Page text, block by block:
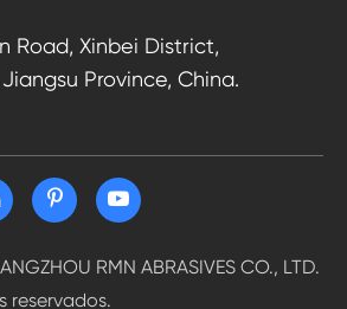
Road, Xinbei District,
Province, China.
RMN ABRASIVES CO., LTD.
reservados.